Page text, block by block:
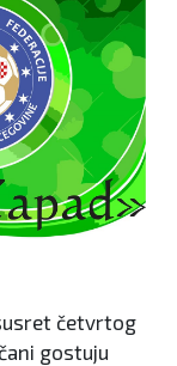
četvrtog
gostuju